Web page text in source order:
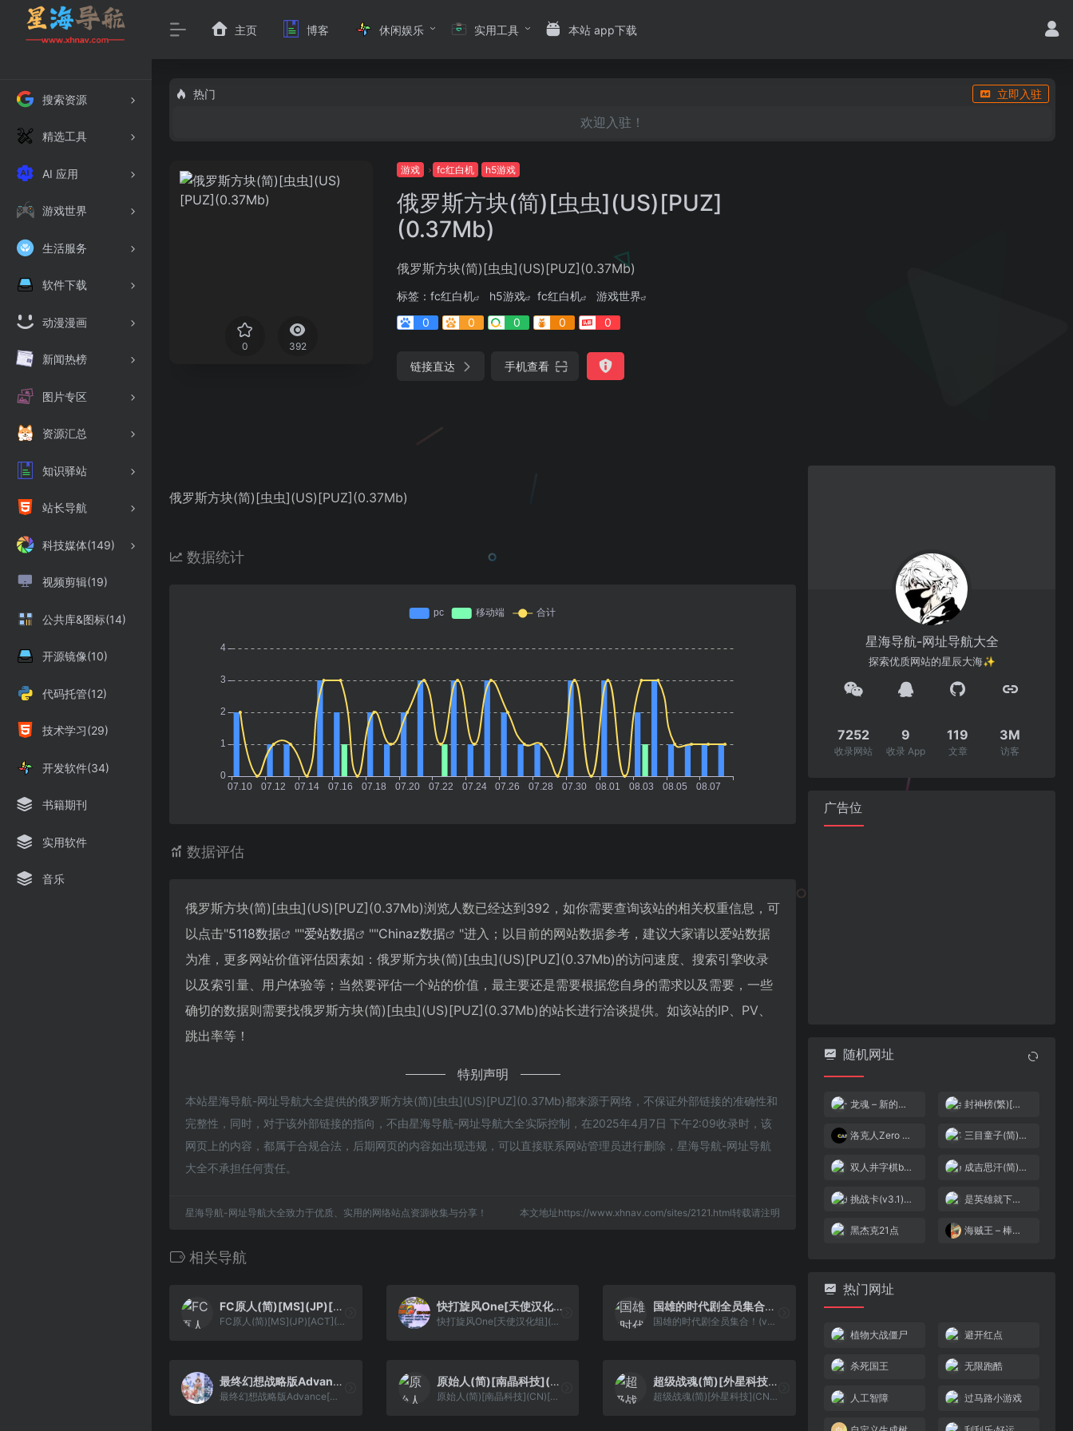
搜索资源
精选工具
AI 应用
游戏世界
生活服务
软件下载
动漫漫画
新闻热榜
图片专区
资源汇总
知识驿站
站长导航
科技媒体(149)
视频剪辑(19)
公共库&图标(14)
开源镜像(10)
代码托管(12)
技术学习(29)
开发软件(34)
书籍期刊
实用软件
音乐
主页 博客 休闲娱乐 实用工具 本站 app下载
热门 立即入驻
欢迎入驻！
0 392
游戏 fc红白机 h5游戏
俄罗斯方块(简)[虫虫](US)[PUZ]
(0.37Mb)
俄罗斯方块(简)[虫虫](US)[PUZ](0.37Mb)
标签： fc红白机 h5游戏 fc红白机
游戏世界
0
0 0 0 0
链接直达 手机查看
俄罗斯方块(简)[虫虫](US)[PUZ](0.37Mb)
数据统计
数据评估
俄罗斯方块(简)[虫虫](US)[PUZ](0.37Mb)浏览人数已经达到392，如你需要查询该站的相关权重信息，可
以点击"5118数据 ""爱站数据 ""Chinaz数据
"进入；以目前的网站数据参考，建议大家请以爱站数据
为准，更多网站价值评估因素如：俄罗斯方块(简)[虫虫](US)[PUZ](0.37Mb)的访问速度、搜索引擎收录
以及索引量、用户体验等；当然要评估一个站的价值，最主要还是需要根据您自身的需求以及需要，一些
确切的数据则需要找俄罗斯方块(简)[虫虫](US)[PUZ](0.37Mb)的站长进行洽谈提供。如该站的IP、PV、
跳出率等！
特别声明
本站星海导航-网址导航大全提供的俄罗斯方块(简)[虫虫](US)[PUZ](0.37Mb)都来源于网络，不保证外部链接的准确性和
完整性，同时，对于该外部链接的指向，不由星海导航-网址导航大全实际控制，在2025年4月7日 下午2:09收录时，该
网页上的内容，都属于合规合法，后期网页的内容如出现违规，可以直接联系网站管理员进行删除，星海导航-网址导航
大全不承担任何责任。
星海导航-网址导航大全致力于优质、实用的网络站点资源收集与分享！ 本文地址https://www.xhnav.com/sites/2121.html转载请注明
相关导航
FC原人(简)[MS](JP)[ACT](3Mb)
FC原人(简)[MS](JP)[ACT](3Mb)
快打旋风One[天使汉化组](繁)(JP)(32Mb)
快打旋风One[天使汉化组](繁)(JP)(32Mb)
国雄的时代剧全员集合！(v0.91)(繁)[热血的鱼缸](JP)[ACT](2.5Mb)
国雄的时代剧全员集合！(v0.91)(繁)[热血的鱼缸](JP)[ACT](2.5Mb)
最终幻想战略版Advance[熊组+啪嗒啪嗒](美版完全汉化v1.1)(简)(US)(128Mb)
最终幻想战略版Advance[熊组+啪嗒啪嗒](美版完全汉化v1.1)(简)(US)(128Mb)
原始人(简)[南晶科技](CN)[ACT](4Mb)
原始人(简)[南晶科技](CN)[ACT](4Mb)
超级战魂(简)[外星科技](CN)[ACT](2Mb)
超级战魂(简)[外星科技](CN)[ACT](2Mb)
星海导航-网址导航大全
探索优质网站的星辰大海✨
7252
收录网站
9
收录 App
119
文章
3M
访客
广告位
随机网址
龙魂 – 新的传说(繁)[Nineswords](JP)[STG](6Mb) 封神榜(繁)[外星科技](CN)[FTG](4Mb)
洛克人Zero 4[天使汉化组](简)(JP)(136Mb) 三目童子(简)[高伟](JP)[ACT](2Mb)
双人井字棋bug版 成吉思汗(简)[外星科技](JP)[SLG](4Mb)
挑战卡(v3.1)(简)[新科](CN)[ETC](4Mb) 是英雄就下一百层
黑杰克21点 海贼王 – 棒球进行曲 – 海贼棒球[CGP](简)(JP)(64Mb)
热门网址
植物大战僵尸 避开红点
杀死国王 无限跑酷
人工智障 过马路小游戏